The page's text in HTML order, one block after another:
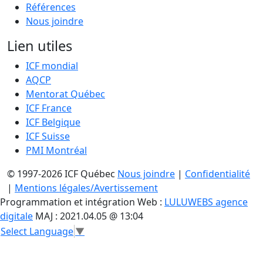
Références
Nous joindre
Lien utiles
ICF mondial
AQCP
Mentorat Québec
ICF France
ICF Belgique
ICF Suisse
PMI Montréal
© 1997-2026 ICF Québec Nous joindre | Confidentialité
| Mentions légales/Avertissement
Programmation et intégration Web : LULUWEBS agence
digitale MAJ : 2021.04.05 @ 13:04
Select Language▼